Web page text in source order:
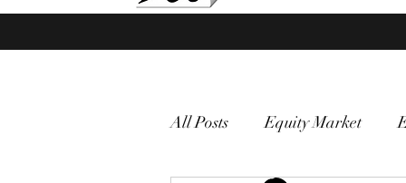
All Posts Equity Market